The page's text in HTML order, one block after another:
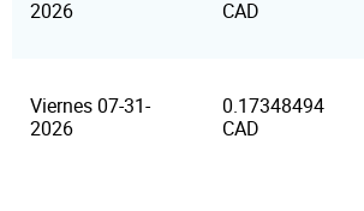
2026
CAD
Viernes 07-31-
2026
0.17348494
CAD